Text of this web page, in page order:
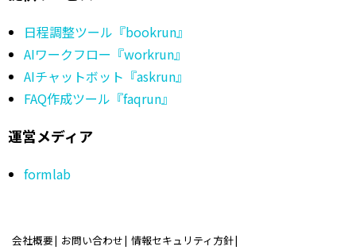
日程調整ツール『bookrun』
AIワークフロー『workrun』
AIチャットボット『askrun』
FAQ作成ツール『faqrun』
運営メディア
formlab
会社概要 お問い合わせ 情報セキュリティ方針